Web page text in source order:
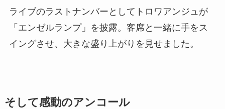
ライブのラストナンバーとしてトロワアンジュが
「エンゼルランプ」を披露。客席と一緒に手をス
イングさせ、大きな盛り上がりを見せました。
そして感動のアンコール